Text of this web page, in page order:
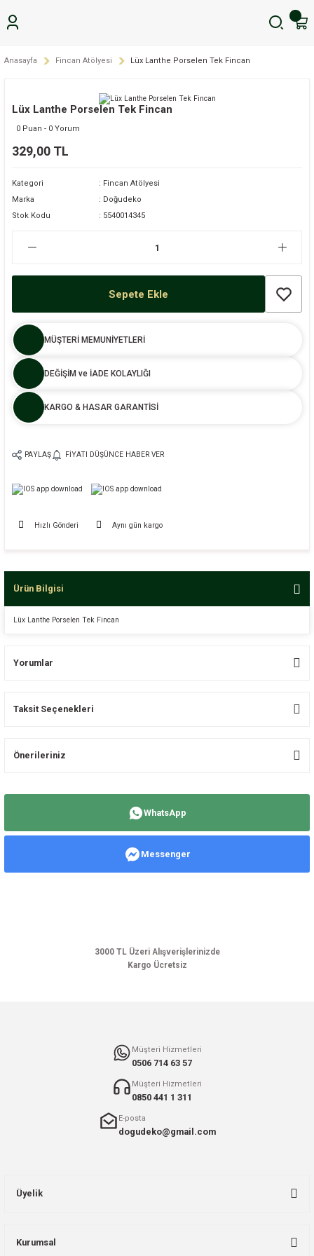
Anasayfa Fincan Atölyesi Lüx Lanthe Porselen Tek Fincan
Lüx Lanthe Porselen Tek Fincan
0 Puan - 0 Yorum
329,00 TL
Kategori
Fincan Atölyesi
Marka
Doğudeko
Stok Kodu
5540014345
Sepete Ekle
MÜŞTERİ MEMUNİYETLERİ
DEĞİŞİM ve İADE KOLAYLIĞI
KARGO & HASAR GARANTİSİ
PAYLAŞ FIYATI DÜŞÜNCE HABER VER
Hızlı Gönderi Aynı gün kargo
Ürün Bilgisi
Lüx Lanthe Porselen Tek Fincan
Yorumlar
Taksit Seçenekleri
Önerileriniz
Ürün resmi kalitesiz, bozuk veya görüntülenemiyor.
WhatsApp
Messenger
3000 TL Üzeri Alışverişlerinizde
Kargo Ücretsiz
Müşteri Hizmetleri
0506 714 63 57
Müşteri Hizmetleri
0850 441 1 311
E-posta
dogudeko@gmail.com
Üyelik
Kurumsal